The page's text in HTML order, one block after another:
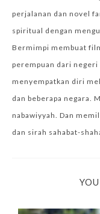
perjalanan dan novel
spiritual dengan
Bermimpi membuat
perempuan dari negeri
menyempatkan diri
dan beberapa negara.
nabawiyyah. Dan
dan sirah sahabat-